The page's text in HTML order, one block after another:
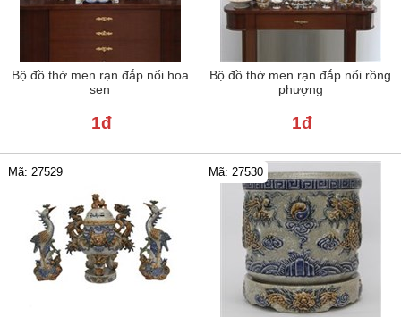
Bộ đồ thờ men rạn đắp nổi hoa
sen
1đ
Bộ đồ thờ men rạn đắp nổi rồng
phượng
1đ
Mã: 27529 Mã: 27530